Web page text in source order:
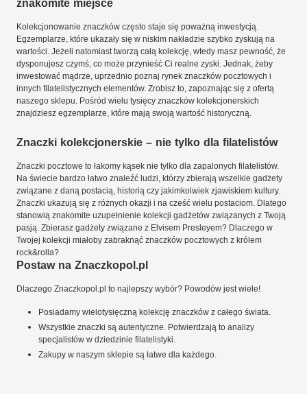
znakomite miejsce
Kolekcjonowanie znaczków często staje się poważną inwestycją.
Egzemplarze, które ukazały się w niskim nakładzie szybko zyskują na
wartości. Jeżeli natomiast tworzą całą kolekcję, wtedy masz pewność, że
dysponujesz czymś, co może przynieść Ci realne zyski. Jednak, żeby
inwestować mądrze, uprzednio poznaj rynek znaczków pocztowych i
innych filatelistycznych elementów. Zrobisz to, zapoznając się z ofertą
naszego sklepu. Pośród wielu tysięcy znaczków kolekcjonerskich
znajdziesz egzemplarze, które mają swoją wartość historyczną.
Znaczki kolekcjonerskie – nie tylko dla filatelistów
Znaczki pocztowe to łakomy kąsek nie tylko dla zapalonych filatelistów.
Na świecie bardzo łatwo znaleźć ludzi, którzy zbierają wszelkie gadżety
związane z daną postacią, historią czy jakimkolwiek zjawiskiem kultury.
Znaczki ukazują się z różnych okazji i na cześć wielu postaciom. Dlatego
stanowią znakomite uzupełnienie kolekcji gadżetów związanych z Twoją
pasją. Zbierasz gadżety związane z Elvisem Presleyem? Dlaczego w
Twojej kolekcji miałoby zabraknąć znaczków pocztowych z królem
rock&rolla?
Postaw na Znaczkopol.pl
Dlaczego Znaczkopol.pl to najlepszy wybór? Powodów jest wiele!
Posiadamy wielotysięczną kolekcję znaczków z całego świata.
Wszystkie znaczki są autentyczne. Potwierdzają to analizy
specjalistów w dziedzinie filatelistyki.
Zakupy w naszym sklepie są łatwe dla każdego.